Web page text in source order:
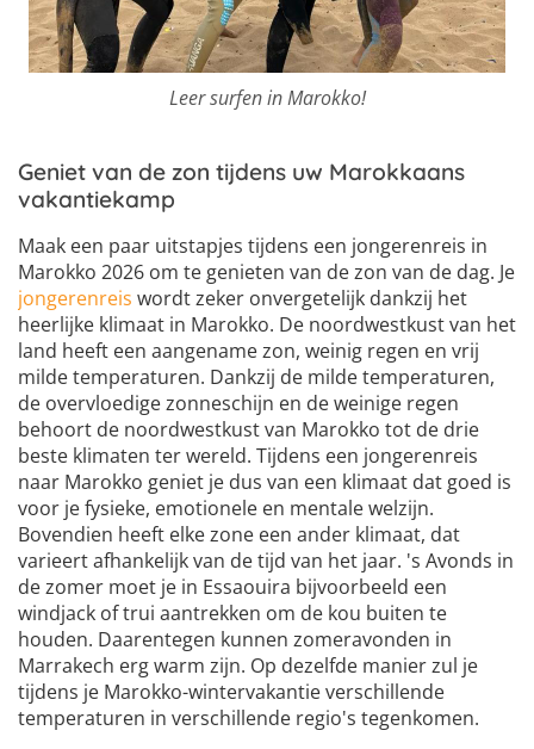
Leer surfen in Marokko!
Geniet van de zon tijdens uw Marokkaans
vakantiekamp
Maak een paar uitstapjes tijdens een jongerenreis in
Marokko 2026 om te genieten van de zon van de dag. Je
jongerenreis wordt zeker onvergetelijk dankzij het
heerlijke klimaat in Marokko. De noordwestkust van het
land heeft een aangename zon, weinig regen en vrij
milde temperaturen. Dankzij de milde temperaturen,
de overvloedige zonneschijn en de weinige regen
behoort de noordwestkust van Marokko tot de drie
beste klimaten ter wereld. Tijdens een jongerenreis
naar Marokko geniet je dus van een klimaat dat goed is
voor je fysieke, emotionele en mentale welzijn.
Bovendien heeft elke zone een ander klimaat, dat
varieert afhankelijk van de tijd van het jaar. 's Avonds in
de zomer moet je in Essaouira bijvoorbeeld een
windjack of trui aantrekken om de kou buiten te
houden. Daarentegen kunnen zomeravonden in
Marrakech erg warm zijn. Op dezelfde manier zul je
tijdens je Marokko-wintervakantie verschillende
temperaturen in verschillende regio's tegenkomen.